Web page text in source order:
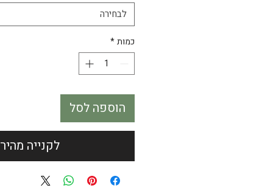
לבחירה
כמות*
הוספה לסל
לקנייה